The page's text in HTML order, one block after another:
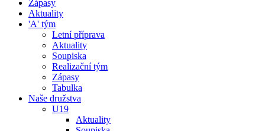
Zápasy
Aktuality
'A' tým
Letní příprava
Aktuality
Soupiska
Realizační tým
Zápasy
Tabulka
Naše družstva
U19
Aktuality